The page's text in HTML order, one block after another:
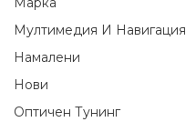
Мултимедия И Навигация
Намалени
Нови
Оптичен Тунинг